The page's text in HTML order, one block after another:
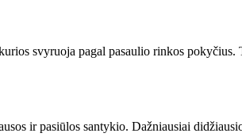
svyruoja pagal pasaulio rinkos pokyčius.
ir pasiūlos santykio. Dažniausiai